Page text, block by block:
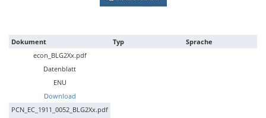
Dokument Typ
Sprache
econ_BLG2Xx.pdf
Datenblatt
ENU
Download
PCN_EC_1911_0052_BLG2Xx.pdf